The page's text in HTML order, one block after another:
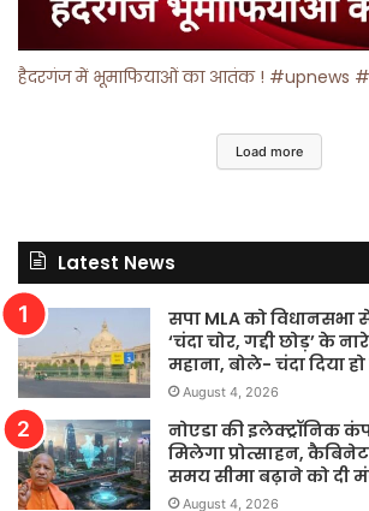
हैदरगंज में भूमाफियाओं का आतंक ! #upnews
Load more
Latest News
सपा MLA को विधानसभा
‘चंदा चोर, गद्दी छोड़’ के
महाना, बोले- चंदा दिया
August 4, 2026
नोएडा की इलेक्ट्रॉनिक
मिलेगा प्रोत्साहन,
समय सीमा बढ़ाने को दी
August 4, 2026